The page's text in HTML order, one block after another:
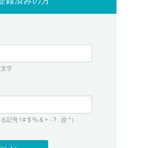
字
号 ! # $ % & + - ? . @ ^）